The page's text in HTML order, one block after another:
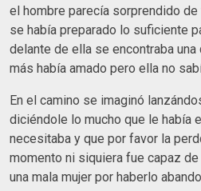
el hombre parecía sorprendido
se había preparado lo suficiente
delante de ella se encontraba
más había amado pero ella no
En el camino se imaginó
diciéndole lo mucho que le había
necesitaba y que por favor la
momento ni siquiera fue capaz
una mala mujer por haberlo